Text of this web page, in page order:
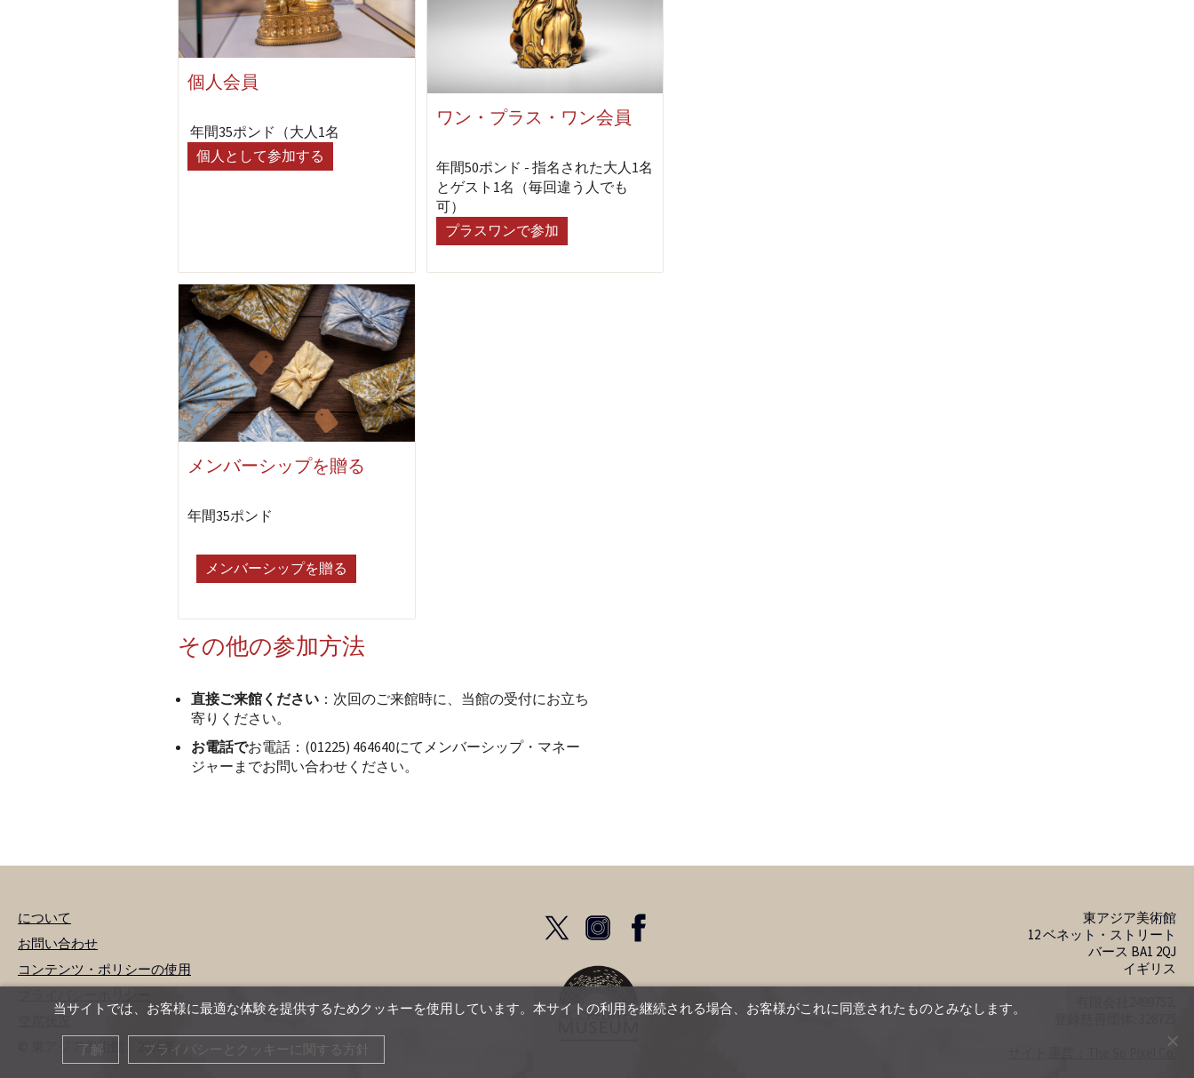
個人会員
年間35ポンド（大人1名
個人として参加する
ワン・プラス・ワン会員
年間50ポンド - 指名された大人1名
とゲスト1名（毎回違う人でも
可）
プラスワンで参加
メンバーシップを贈る
年間35ポンド
メンバーシップを贈る
その他の参加方法
直接ご来館ください ：次回のご来館時に、当館の受付にお立ち
寄りください。
お電話でお電話：(01225) 464640にてメンバーシップ・マネー
ジャーまでお問い合わせください。
について
お問い合わせ
コンテンツ・ポリシーの使用
空席状況
© 東アジア美術館、2026年
東アジア美術館
12 ベネット・ストリート
バース BA1 2QJ
イギリス
当サイトでは、お客様に最適な体験を提供するためクッキーを使用しています。本サイトの利用を継続される場合、お客様がこれに同意されたものとみなします。
了解 プライバシーとクッキーに関する方針